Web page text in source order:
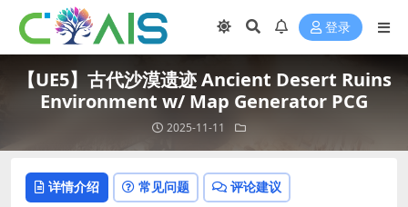
登录
【UE5】古代沙漠遗迹 Ancient Desert Ruins
Environment w/ Map Generator PCG
2025-11-11
详情介绍 常见问题 评论建议